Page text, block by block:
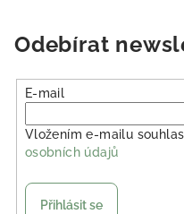
Odebírat
E-mail
Vložením e-mailu
osobních údajů
Přihlásit se